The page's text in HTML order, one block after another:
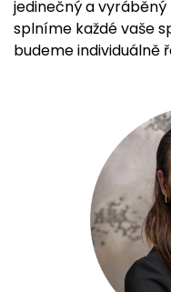
jedinečný a
splníme každé vaše
budeme individuálně